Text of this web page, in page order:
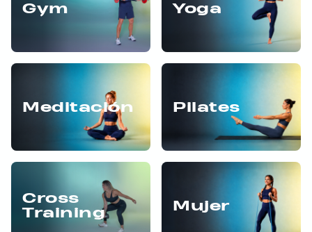
Gym Yoga
Meditación Pilates
Cross
Training
Mujer